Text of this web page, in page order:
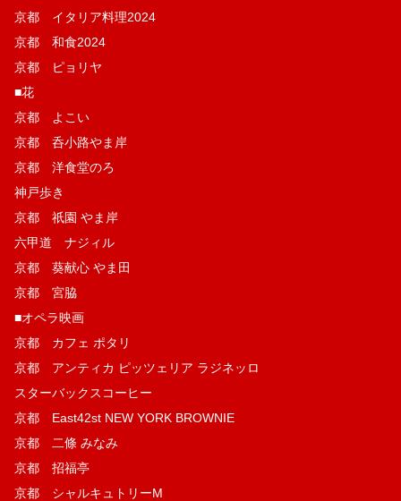
京都 イタリア料理2024
京都 和食2024
京都 ピョリヤ
■花
京都 よこい
京都 呑小路やま岸
京都 洋食堂のろ
神戸歩き
京都 祇園 やま岸
六甲道 ナジィル
京都 葵献心 やま田
京都 宮脇
■オペラ映画
京都 カフェ ポタリ
京都 アンティカ ピッツェリア ラジネッロ
スターバックスコーヒー
京都 East42st NEW YORK BROWNIE
京都 二條 みなみ
京都 招福亭
京都 シャルキュトリーM